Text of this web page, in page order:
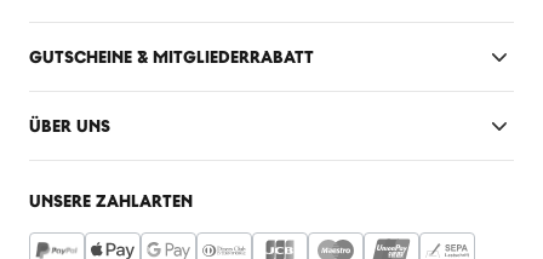
GUTSCHEINE & MITGLIEDERRABATT
ÜBER UNS
UNSERE ZAHLARTEN